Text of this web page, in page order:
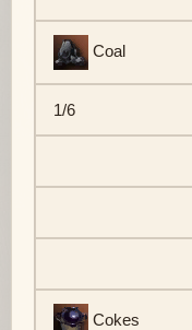
Coal
1/6
Cokes